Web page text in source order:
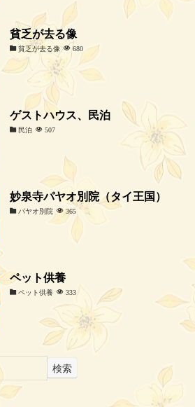
貧乏が去る像
貧乏が去る像 680
ゲストハウス、民泊
民泊 507
妙泉寺パヤオ別院（タイ王国）
パヤオ別院 365
ペット供養
ペット供養 333
検索